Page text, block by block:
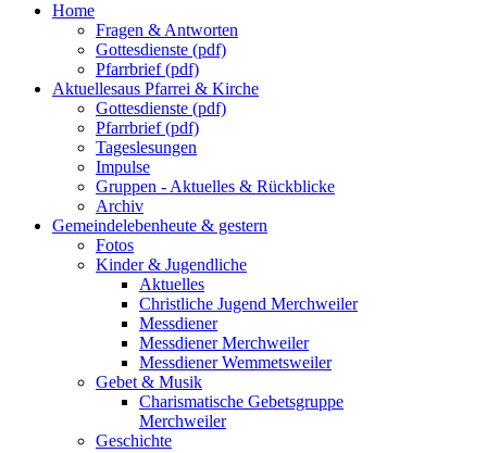
Home
Fragen & Antworten
Gottesdienste (pdf)
Pfarrbrief (pdf)
Aktuellesaus Pfarrei & Kirche
Gottesdienste (pdf)
Pfarrbrief (pdf)
Tageslesungen
Impulse
Gruppen - Aktuelles & Rückblicke
Archiv
Gemeindelebenheute & gestern
Fotos
Kinder & Jugendliche
Aktuelles
Christliche Jugend Merchweiler
Messdiener
Messdiener Merchweiler
Messdiener Wemmetsweiler
Gebet & Musik
Charismatische Gebetsgruppe
Merchweiler
Geschichte